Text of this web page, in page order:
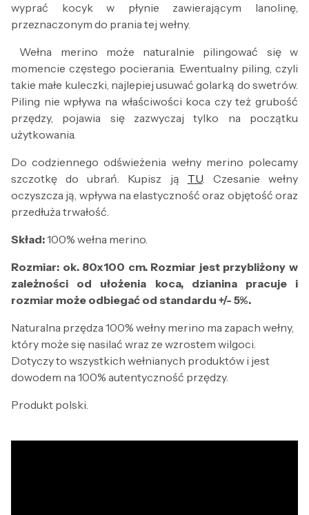
wyprać kocyk w płynie zawierającym lanolinę,
przeznaczonym do prania tej wełny.
Wełna merino może naturalnie pilingować się w
momencie częstego pocierania. Ewentualny piling, czyli
takie małe kuleczki, najlepiej usuwać golarką do swetrów.
Piling nie wpływa na właściwości koca czy też grubość
przędzy, pojawia się zazwyczaj tylko na początku
użytkowania.
Do codziennego odświeżenia wełny merino polecamy
szczotkę do ubrań. Kupisz ją TU. Czesanie wełny
oczyszcza ją, wpływa na elastyczność oraz objętość oraz
przedłuża trwałość.
Skład:100% wełna merino.
Rozmiar: ok. 80x100 cm. Rozmiar jest przybliżony w
zależności od ułożenia koca, dzianina pracuje i
rozmiar może odbiegać od standardu +/- 5%.
Naturalna przędza 100% wełny merino ma zapach wełny,
który może się nasilać wraz ze wzrostem wilgoci.
Dotyczy to wszystkich wełnianych produktów i jest
dowodem na 100% autentyczność przędzy.
Produkt polski.